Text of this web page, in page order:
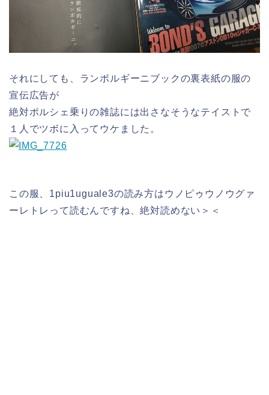
それにしても、ランボルギーニブックの裏表紙の服の
宣伝広告が
絶対ポルシェ乗りの雑誌には出さなそうなテイストで
１人でツボに入ってウケました。
この服、1piu1uguale3の読み方はウノピゥウノウグァ
ーレトレって読むんですね、絶対読めない＞＜